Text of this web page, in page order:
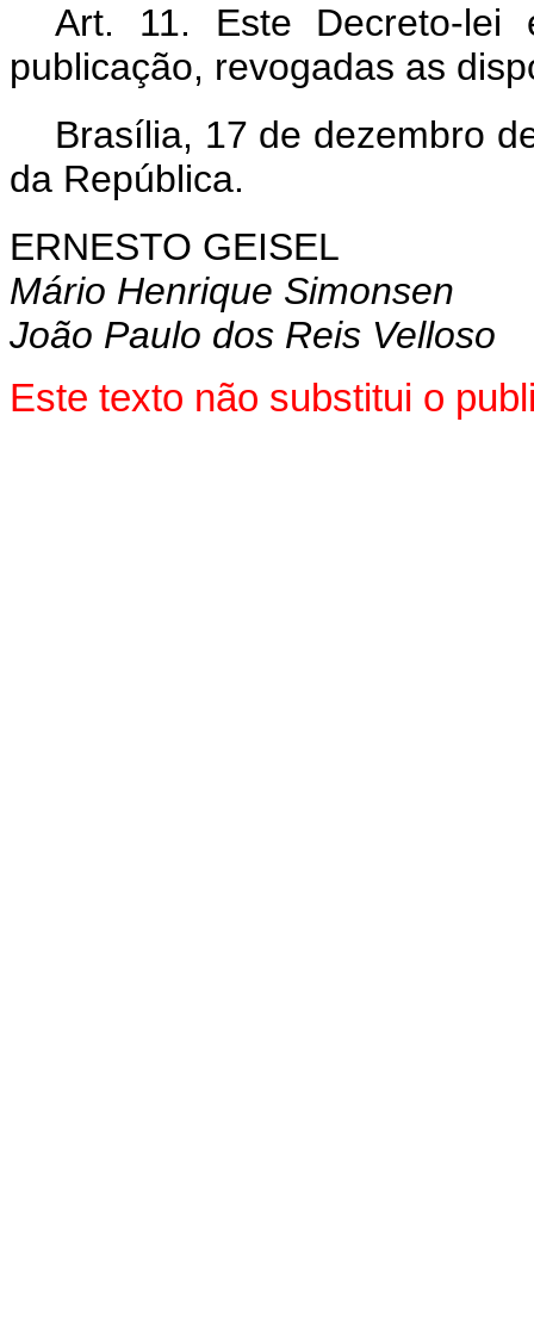
Art. 11. Este Decreto-
publicação, revogadas as
Brasília, 17 de dezembro
da República.
ERNESTO GEISEL
Mário Henrique Simonsen
João Paulo dos Reis Velloso
Este texto não substitui o